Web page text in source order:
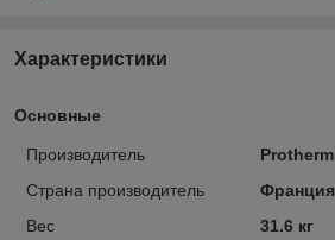
Характеристики
Основные
Производитель
Protherm
Страна производитель
Франция
Вес
31.6 кг